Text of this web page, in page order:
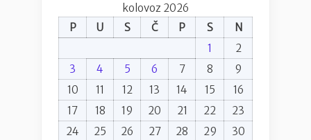
kolovoz 2026
P
U S Č P S
N
1
2
3
4 5 6 7 8
9
10
11 12 13 14 15
16
17
18 19 20 21 22
23
24
25 26 27 28 29
30